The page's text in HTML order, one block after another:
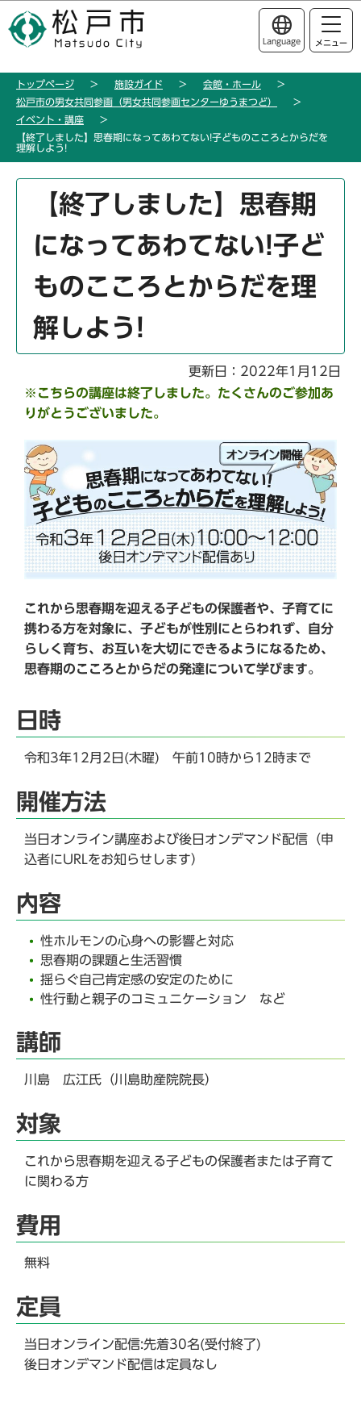
の
ー
このページの本文へ移動
Language メニュー
トップページ 施設ガイド
会館・ホール
松戸市の男女共同参画（男女共同参画センターゆうまつど）
イベント・講座
【終了しました】思春期になってあわてない!子どものこころとからだを
理解しよう!
【終了しました】思春期
になってあわてない!子ど
ものこころとからだを理
解しよう!
更新日：2022年1月12日
※こちらの講座は終了しました。たくさんのご参加あ
りがとうございました。
これから思春期を迎える子どもの保護者や、子育てに
携わる方を対象に、子どもが性別にとらわれず、自分
らしく育ち、お互いを大切にできるようになるため、
思春期のこころとからだの発達について学びます。
日時
令和3年12月2日(木曜) 午前10時から12時まで
開催方法
当日オンライン講座および後日オンデマンド配信（申
込者にURLをお知らせします）
内容
性ホルモンの心身への影響と対応
思春期の課題と生活習慣
揺らぐ自己肯定感の安定のために
性行動と親子のコミュニケーション など
講師
川島 広江氏（川島助産院院長）
対象
これから思春期を迎える子どもの保護者または子育て
に関わる方
費用
無料
定員
当日オンライン配信:先着30名(受付終了)
後日オンデマンド配信は定員なし